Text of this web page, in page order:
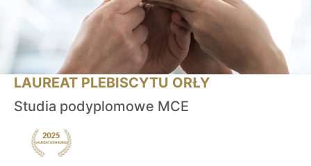
LAUREAT PLEBISCYTU ORŁY
Studia podyplomowe MCE